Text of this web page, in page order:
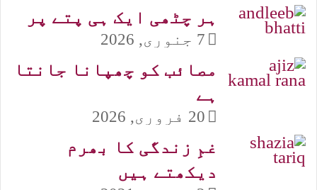
ہر چٹھی ایک ہی پتے پر
7 جنوری, 2026
مصائب کو چھپانا جانتا
ہے
20 فروری, 2026
غمِ زندگی کا بھرم
دیکھتے ہیں